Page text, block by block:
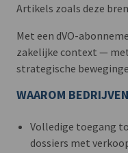
Artikels zoals deze
Met een dVO-
zakelijke context —
strategische
WAAROM
Volledige toegang
dossiers met